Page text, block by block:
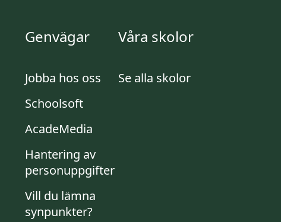
Genvägar
Jobba hos oss
Schoolsoft
AcadeMedia
Hantering av
personuppgifter
Vill du lämna
synpunkter?
Våra skolor
Se alla skolor